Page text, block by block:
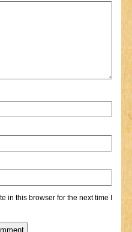
in this browser for the next time I